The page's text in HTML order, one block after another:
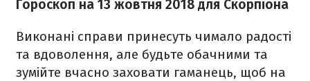
Гороскоп на 13 жовтня 2018 для Скорпіона
Виконані справи принесуть чимало радості
та вдоволення, але будьте обачними та
зумійте вчасно заховати гаманець, щоб на